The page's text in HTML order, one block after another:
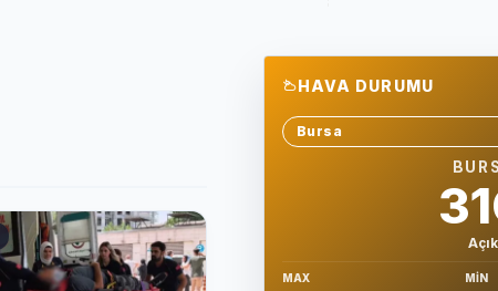
HAVA DURUMU
Sehir sec
Açık
MAX MIN